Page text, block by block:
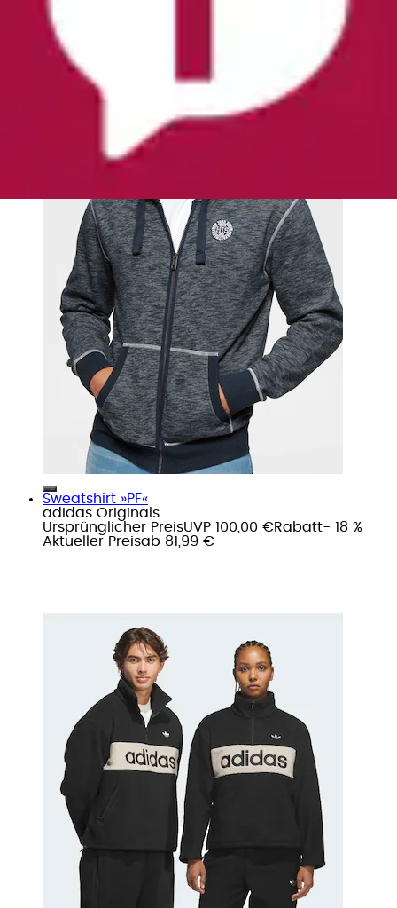
- 14 %
Aktueller Preis
1)
Sweatshirt »PF«
adidas Originals
Ursprünglicher PreisUVP 100,00 €Rabatt- 18 %
Aktueller Preisab 81,99 €